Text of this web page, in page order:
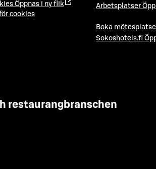
Öppnas i ny flik
cookies
Arbetsplatser
Boka
Sokoshotels.fi
restaurangbranschen